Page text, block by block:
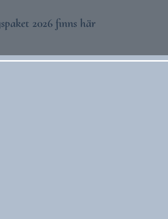
2026 finns här